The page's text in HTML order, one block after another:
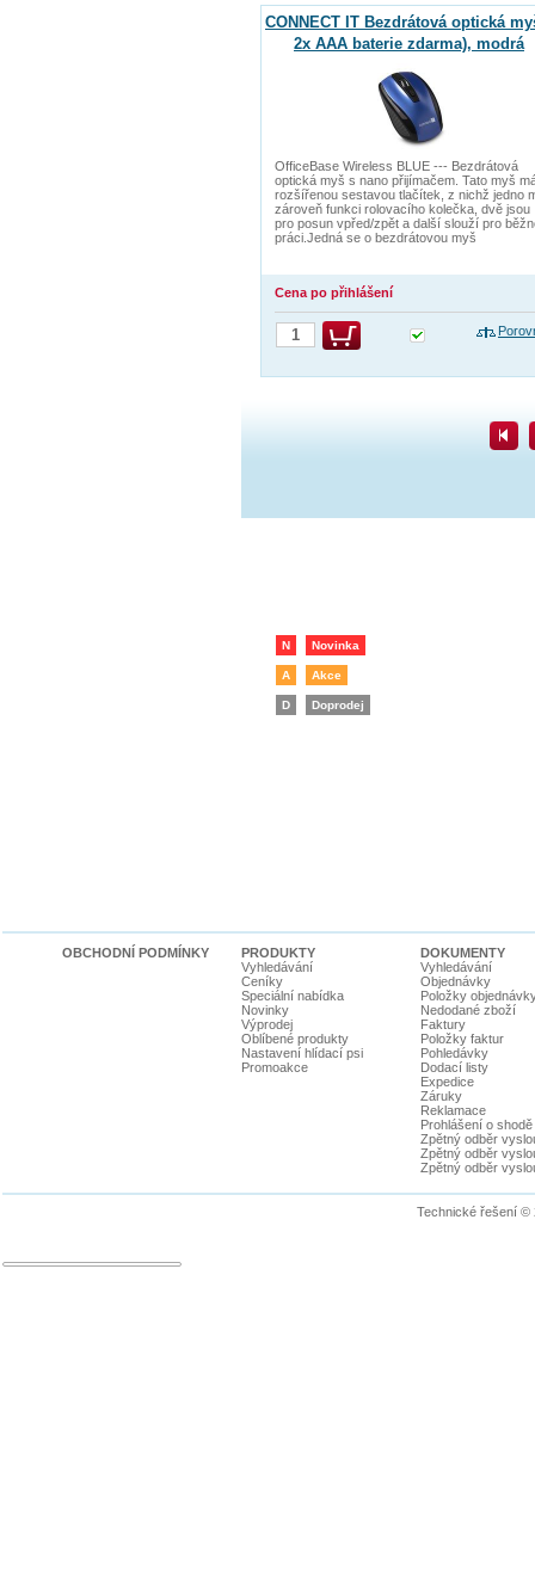
CONNECT IT Bezdrátová optická
2x AAA baterie zdarma), modrá
OfficeBase Wireless BLUE --- Bezdrátová
optická myš s nano přijímačem. Tato myš
rozšířenou sestavou tlačítek, z nichž jedno
zároveň funkci rolovacího kolečka, dvě jsou
pro posun vpřed/zpět a další slouží pro
práci.Jedná se o bezdrátovou myš
Cena po přihlášení
N Novinka
A Akce
D Doprodej
OBCHODNÍ PODMÍNKY
PRODUKTY
Vyhledávání
Ceníky
Speciální nabídka
Novinky
Výprodej
Oblíbené produkty
Nastavení hlídací psi
Promoakce
DOKUMENTY
Vyhledávání
Objednávky
Položky
Nedodané zboží
Faktury
Položky faktur
Pohledávky
Dodací listy
Expedice
Záruky
Reklamace
Prohlášení o shodě
Zpětný odběr
Zpětný odběr
Zpětný odběr
Technické řešení ©